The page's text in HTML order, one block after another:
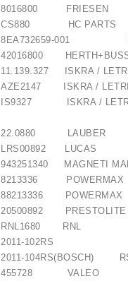
Išparduota
8016800 FRIESEN
CS880 HC PARTS
8EA732659-001
42016800
11.139.327 ISKRA /
AZE2147 ISKRA /
IS9327 ISKRA /
22.0880 LAUBER
LRS00892 LUCAS
943251340 MAGNETI
8213336
88213336
20500892
RNL1680 RNL
2011-
2011-
455728 VALEO